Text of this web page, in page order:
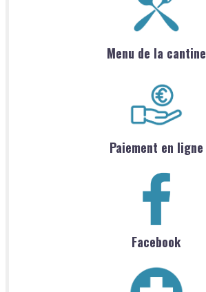
Menu de la cantine
Paiement en ligne
Facebook